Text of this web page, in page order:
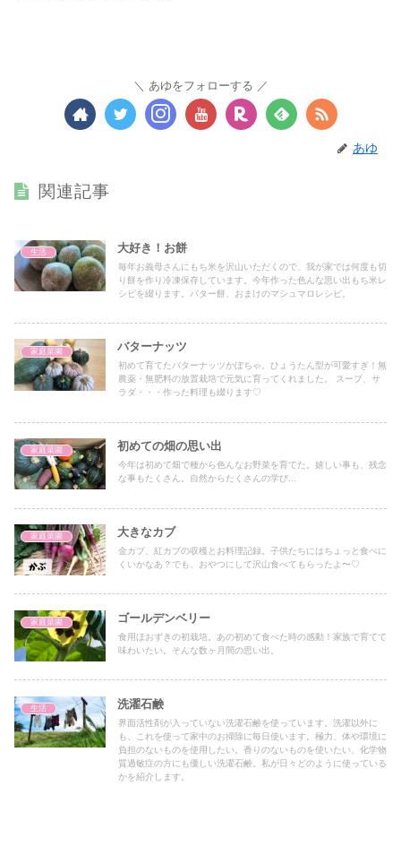
あゆをフォローする
あゆ
関連記事
生活 大好き！お餅
毎年お義母さんにもち米を沢山いただくので、我が家では何度も切
り餅を作り冷凍保存しています。今年作った色んな思い出もち米レ
シピを綴ります。バター餅、おまけのマシュマロレシピ。
家庭菜園 バターナッツ
初めて育てたバターナッツかぼちゃ。ひょうたん型が可愛すぎ！無
農薬・無肥料の放置栽培で元気に育ってくれました。 スープ、サ
ラダ・・・作った料理も綴ります♡
家庭菜園 初めての畑の思い出
今年は初めて畑で種から色んなお野菜を育てた。嬉しい事も、残念
な事もたくさん。自然からたくさんの学び...
家庭菜園 大きなカブ
金カブ、紅カブの収穫とお料理記録。子供たちにはちょっと食べに
くいかなあ？でも、おやつにして沢山食べてもらったよ〜♡
家庭菜園 ゴールデンベリー
食用ほおずきの初栽培。あの初めて食べた時の感動！家族で育てて
味わいたい。そんな数ヶ月間の思い出。
生活 洗濯石鹸
界面活性剤が入っていない洗濯石鹸を使っています。洗濯以外に
も、これを使って家中のお掃除に毎日使います。極力、体や環境に
負担のないものを使用したい。香りのないものを使いたい、化学物
質過敏症の方にも優しい洗濯石鹸。私が日々どのように使っている
かを紹介します。